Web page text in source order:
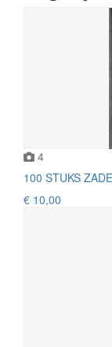
4
100 STUKS
€ 10,00